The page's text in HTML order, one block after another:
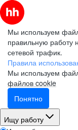
Мы используем
правильную работу
сетевой трафик.
Правила
Мы используем
файлов cookie
Понятно
Ищу работу